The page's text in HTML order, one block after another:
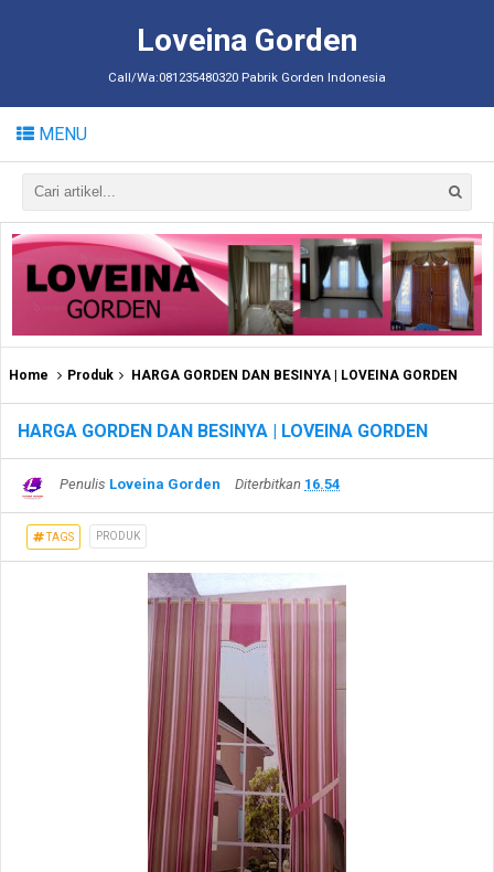
Loveina Gorden
Call/Wa:081235480320 Pabrik Gorden Indonesia
MENU
Home Produk HARGA GORDEN DAN BESINYA | LOVEINA GORDEN
HARGA GORDEN DAN BESINYA | LOVEINA GORDEN
Penulis Loveina Gorden Diterbitkan 16.54
TAGS PRODUK